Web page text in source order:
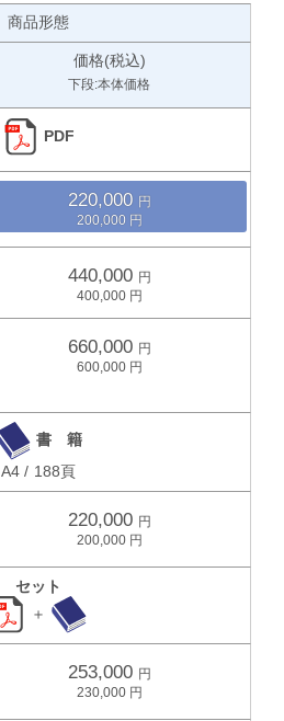
商品形態
価格(税込)
下段:本体価格
PDF
220,000
200,000
440,000
400,000
660,000
600,000
書 籍
A4 / 188頁
220,000
200,000
セット
＋
253,000
230,000